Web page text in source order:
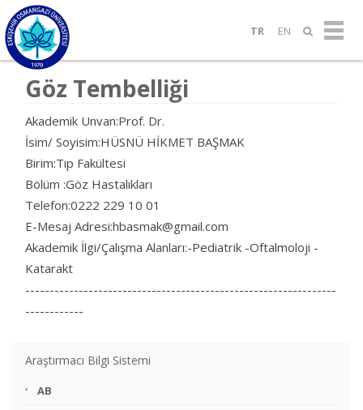
TR EN
Göz Tembelliği
Akademik Unvan:Prof. Dr.
İsim/ Soyisim:HÜSNÜ HİKMET BAŞMAK
Birim:Tıp Fakültesi
Bölüm :Göz Hastalıkları
Telefon:0222 229 10 01
E-Mesaj Adresi:hbasmak@gmail.com
Akademik İlgi/Çalışma Alanları:-Pediatrik -Oftalmoloji -
Katarakt
----------------------------------------------------------------
------------
Araştırmacı Bilgi Sistemi
AB